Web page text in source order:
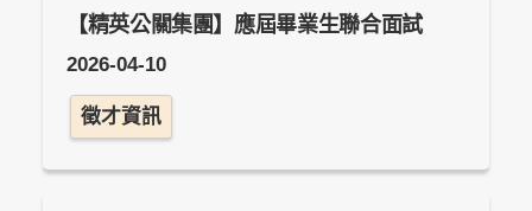
【精英公關集團】應屆畢業生聯合面試
2026-04-10
徵才資訊